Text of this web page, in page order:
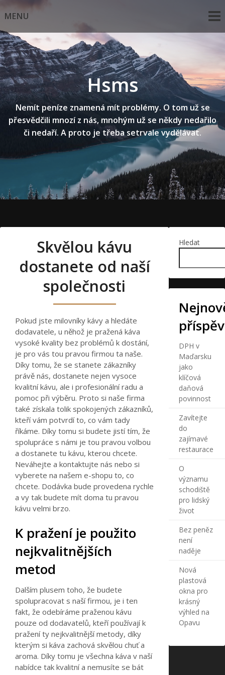
Skip
toMENU
Hsms
Nemít peníze znamená mít problémy. O tom už se
přesvědčili mnozí z nás, mnohým už se někdy nedařilo
či nedaří. A proto je třeba setrvale vydělávat.
Skvělou kávu
dostanete od naší
společnosti
Pokud jste milovníky kávy a hledáte
dodavatele, u něhož je pražená káva
vysoké kvality bez problémů k dostání,
je pro vás tou pravou firmou ta naše.
Díky tomu, že se stanete zákazníky
právě nás, dostanete nejen vysoce
kvalitní kávu, ale i profesionální radu a
pomoc při výběru. Proto si naše firma
také získala tolik spokojených zákazníků,
kteří vám potvrdí to, co vám tady
říkáme. Díky tomu si budete jistí tím, že
spolupráce s námi je tou pravou volbou
a dostanete tu kávu, kterou chcete.
Neváhejte a kontaktujte nás nebo si
vyberete na našem e-shopu to, co
chcete. Dodávka bude provedena rychle
a vy tak budete mít doma tu pravou
kávu velmi brzo.
K pražení je použito
nejkvalitnějších
metod
Dalším plusem toho, že budete
spolupracovat s naší firmou, je i ten
fakt, že odebíráme praženou kávu
pouze od dodavatelů, kteří používají k
pražení ty nejkvalitnější metody, díky
kterým si káva zachová skvělou chuť a
aroma. Díky tomu je všechna káva v naší
nabídce tak kvalitní a nemusíte se bát
Hledat
DPH v
Maďarsku
jako
klíčová
daňová
povinnost
Zavítejte
do
zajímavé
restaurace
O
významu
schodiště
pro lidský
život
Bez peněz
není
naděje
Nová
plastová
okna pro
krásný
výhled na
Opavu